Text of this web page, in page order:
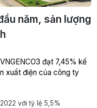
năm, sản lượng
đạt 7,45% kế
xuất điện của công ty
với tỷ lệ 5,5%